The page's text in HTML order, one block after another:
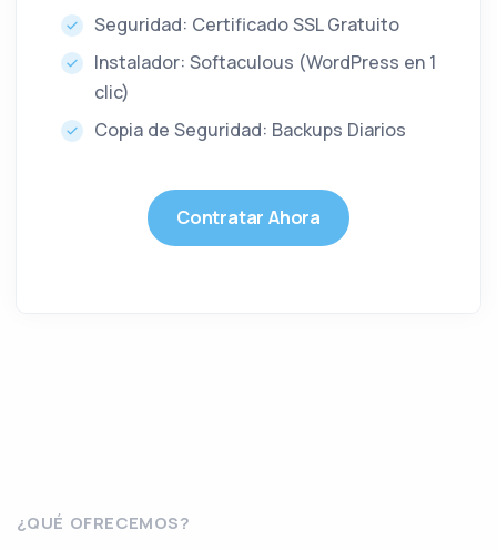
Seguridad: Certificado SSL Gratuito
Instalador: Softaculous (WordPress en 1
clic)
Copia de Seguridad: Backups Diarios
Contratar Ahora
¿QUÉ OFRECEMOS?